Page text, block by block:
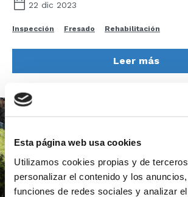
Esta página web usa cookies
Utilizamos cookies propias y de
personalizar el contenido y los
funciones de redes sociales y analizar el
22 dic 2023
Inspección Fresado Rehabilitación
Leer más